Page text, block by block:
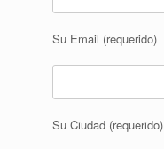
Su Email (requerido)
Su Ciudad (requerido)